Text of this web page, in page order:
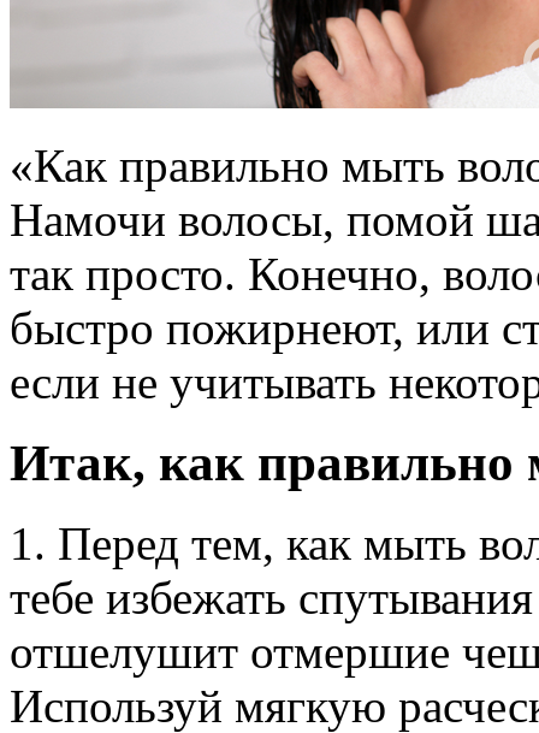
«Как правильно мыть
Намочи волосы, помой
так просто. Конечно,
быстро пожирнеют, или
если не учитывать
Итак, как
1. Перед тем, как мыть
тебе избежать
отшелушит отмершие
Используй мягкую